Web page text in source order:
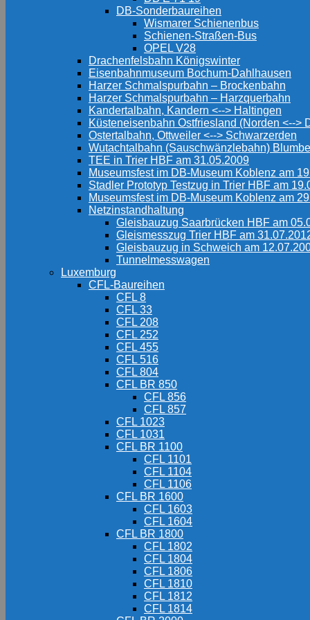
DB-Sonderbaureihen
Wismarer Schienenbus
Schienen-Straßen-Bus
OPEL V28
Drachenfelsbahn Königswinter
Eisenbahnmuseum Bochum-Dahlhausen
Harzer Schmalspurbahn – Brockenbahn
Harzer Schmalspurbahn – Harzquerbahn
Kandertalbahn, Kandern <--> Haltingen
Küsteneisenbahn Ostfriesland (Norden <-->
Ostertalbahn, Ottweiler <--> Schwarzerden
Wutachtalbahn (Sauschwänzlebahn)
TEE in Trier HBF am 31.05.2009
Museumsfest im DB-Museum Koblenz am
Stadler Prototyp Testzug in Trier HBF am
Museumsfest im DB-Museum Koblenz am
Netzinstandhaltung
Gleisbauzug Saarbrücken HBF am
Gleismesszug Trier HBF am
Gleisbauzug in Schweich am
Tunnelmesswagen
Luxemburg
CFL-Baureihen
CFL 8
CFL 33
CFL 208
CFL 252
CFL 455
CFL 516
CFL 804
CFL BR 850
CFL 856
CFL 857
CFL 1023
CFL 1031
CFL BR 1100
CFL 1101
CFL 1104
CFL 1106
CFL BR 1600
CFL 1603
CFL 1604
CFL BR 1800
CFL 1802
CFL 1804
CFL 1806
CFL 1810
CFL 1812
CFL 1814